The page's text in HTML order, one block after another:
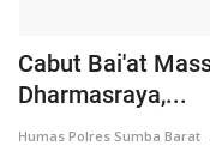
Cabut Bai'at
Dharmasraya,...
Humas Polres Sumba Barat